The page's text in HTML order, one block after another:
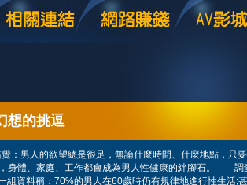
想的挑逗
：男人的欲望總是很足，無論什麼時間、什麼地點，只
身體、家庭、工作都會成為男人性健康的絆腳石。 調
組資料稱：70%的男人在60歲時仍有規律地進行性生活;